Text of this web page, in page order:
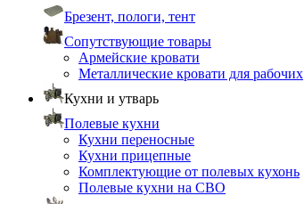
Брезент, пологи, тент
Сопутствующие товары
Армейские кровати
Металлические кровати для рабочих
Кухни и утварь
Полевые кухни
Кухни переносные
Кухни прицепные
Комплектующие от полевых кухонь
Полевые кухни на СВО